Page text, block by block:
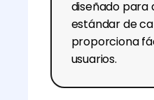
diseñado
estándar de
proporciona
usuarios.